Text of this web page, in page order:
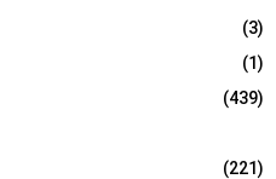
(3)
(1)
(439)
(221)